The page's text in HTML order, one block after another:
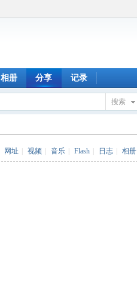
相册 分享 记录
搜索
网址 视频 音乐 Flash 日志 相册